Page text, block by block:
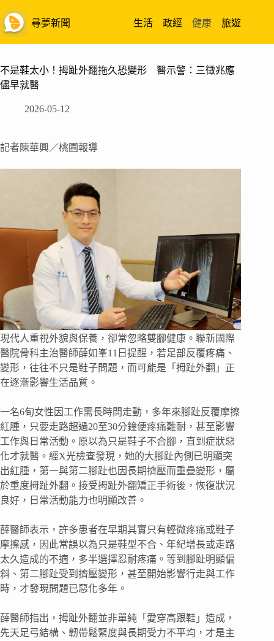
至
主
內
容
尋夢新聞 生活 政經 健康 旅遊
不是鞋太小！拇趾外翻拖久恐變形 醫示警：三徵兆應
儘早就醫
2026-05-12
記者陳華興／桃園報導
現代人重視外貌與保養，卻常忽略雙腳健康。聯新國際
醫院骨科主治醫師薛如峯11日提醒，若足部反覆疼痛、
變形，往往不只是鞋子問題，而可能是「拇趾外翻」正
在逐漸影響生活品質。
一名6旬女性因工作需長時間走動，多年來腳趾反覆摩擦
紅腫，只要走路超過20至30分鐘便疼痛難耐，甚至影響
工作與日常活動。原以為只是鞋子不合腳，直到症狀惡
化才就醫。經X光檢查發現，她的大腳趾內側已明顯突
出紅腫，第一與第二腳趾也因長期擠壓而重疊變形，屬
於重度拇趾外翻。接受拇趾外翻矯正手術後，恢復狀況
良好，日常活動能力也明顯改善。
薛醫師表示，許多患者在早期其實只有輕微疼痛或鞋子
摩擦感，因此常誤以為只是鞋型不合、年紀增長或走路
太久造成的不適，多半選擇忍耐疼痛。等到腳趾明顯偏
斜、第二腳趾受到擠壓變形，甚至開始影響行走與工作
時，才發現問題已惡化多年。
薛醫師指出，拇趾外翻並非單純「愛穿高跟鞋」造成，
先天足弓結構、韌帶鬆緊度與長期受力不平均，才是主